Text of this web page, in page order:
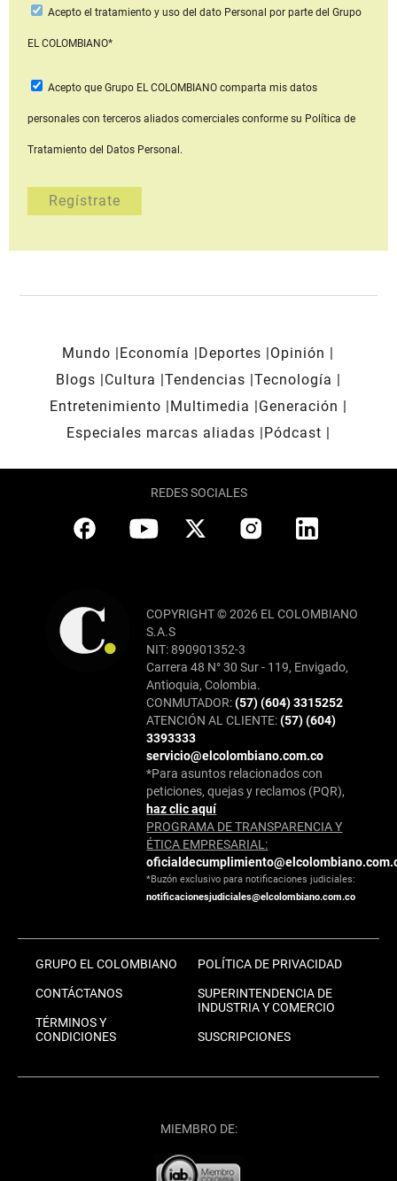
Acepto el tratamiento y uso del dato Personal por parte del Grupo
EL COLOMBIANO*
Acepto que Grupo EL COLOMBIANOcomparta mis datos
personales con terceros aliados comerciales conforme su Política de
Tratamiento del Datos Personal.
Mundo Economía Deportes
Opinión
Blogs
Cultura Tendencias Tecnología
Entretenimiento
Multimedia
Generación
Especiales marcas aliadas
Pódcast
REDES SOCIALES
COPYRIGHT © 2026 EL COLOMBIANO
S.A.S
NIT: 890901352-3
Carrera 48 N° 30 Sur - 119, Envigado,
Antioquia, Colombia.
CONMUTADOR:(57) (604) 3315252
ATENCIÓN AL CLIENTE:(57) (604)
3393333
servicio@elcolombiano.com.co
*Para asuntos relacionados con
peticiones, quejas y reclamos (PQR),
haz clic aquí
PROGRAMA DE TRANSPARENCIA Y
ÉTICA EMPRESARIAL:
*Buzón exclusivo para notificaciones judiciales:
notificacionesjudiciales@elcolombiano.com.co
GRUPO EL COLOMBIANO
CONTÁCTANOS
TÉRMINOS Y
CONDICIONES
POLÍTICA DE PRIVACIDAD
SUPERINTENDENCIA DE
INDUSTRIA Y COMERCIO
SUSCRIPCIONES
MIEMBRO DE: